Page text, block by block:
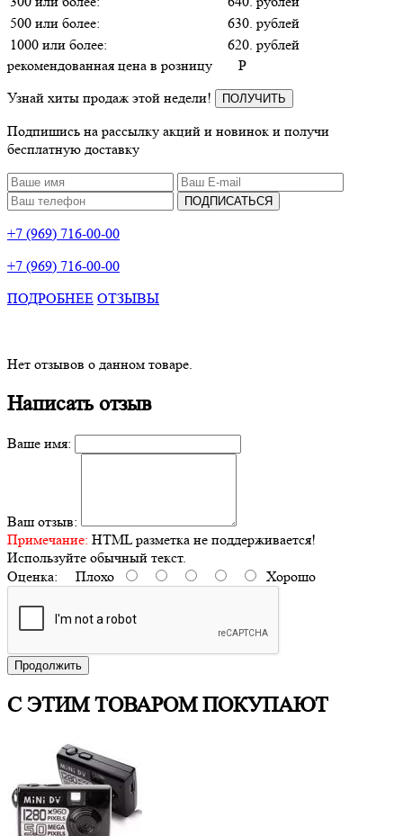
500 или более:
630. рублей
1000 или более:
620. рублей
рекомендованная цена в розницу
P
Узнай хиты продаж этой недели!
ПОЛУЧИТЬ
Подпишись на рассылку акций и новинок и получи
бесплатную доставку
ПОДПИСАТЬСЯ
+7 (969) 716-00-00
+7 (969) 716-00-00
ПОДРОБНЕЕ ОТЗЫВЫ
Нет отзывов о данном товаре.
Написать отзыв
Ваше имя:
Ваш отзыв:
Примечание: HTML разметка не поддерживается!
Используйте обычный текст.
Оценка: Плохо Хорошо
Продолжить
С ЭТИМ ТОВАРОМ ПОКУПАЮТ